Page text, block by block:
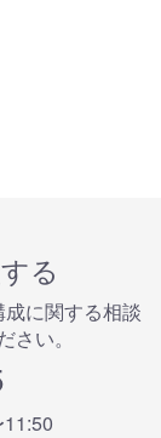
る
に関する相談
い。